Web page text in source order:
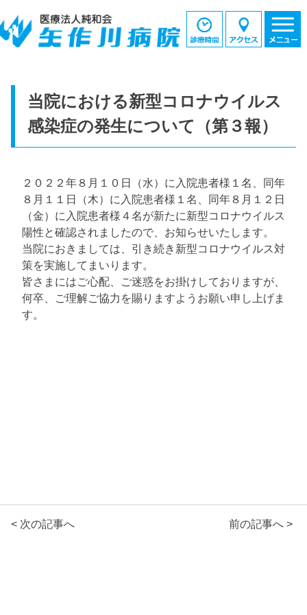
当院における新型コロナウイルス
感染症の発生について（第３報）
２０２２年８月１０日（水）に入院患者様１名、同年
８月１１日（木）に入院患者様１名、同年８月１２日
（金）に入院患者様４名が新たに新型コロナウイルス
陽性と確認されましたので、お知らせいたします。
当院におきましては、引き続き新型コロナウイルス対
策を実施してまいります。
皆さまにはご心配、ご迷惑をお掛けしておりますが、
何卒、ご理解ご協力を賜りますようお願い申し上げま
す。
< 次の記事へ 前の記事へ >